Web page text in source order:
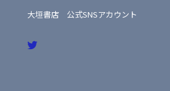
大垣書店 公式SNSアカウント